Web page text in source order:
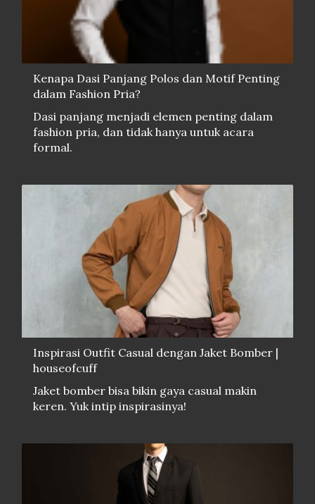
Kenapa Dasi Panjang Polos dan Motif Penting
dalam Fashion Pria?
Dasi panjang menjadi elemen penting dalam
fashion pria, dan tidak hanya untuk acara
formal.
Inspirasi Outfit Casual dengan Jaket Bomber |
houseofcuff
Jaket bomber bisa bikin gaya casual makin
keren. Yuk intip inspirasinya!